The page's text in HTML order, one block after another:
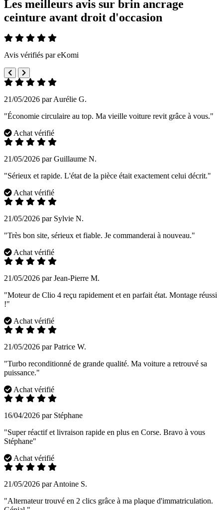
Les meilleurs avis sur brin ancrage
ceinture avant droit d'occasion
Avis vérifiés par eKomi
21/05/2026 par Aurélie G.
"Économie circulaire au top. Ma vieille voiture revit grâce à vous."
Achat vérifié
21/05/2026 par Guillaume N.
"Sérieux et rapide. L'état de la pièce était exactement celui décrit."
Achat vérifié
21/05/2026 par Sylvie N.
"Très bon site, sérieux et fiable. Je commanderai à nouveau."
Achat vérifié
21/05/2026 par Jean-Pierre M.
"Moteur de Clio 4 reçu rapidement et en parfait état. Montage réussi
!"
Achat vérifié
21/05/2026 par Patrice W.
"Turbo reconditionné de grande qualité. Ma voiture a retrouvé sa
puissance."
Achat vérifié
16/04/2026 par Stéphane
"Super réactif et livraison rapide en plus en Corse. Bravo à vous
Stéphane"
Achat vérifié
21/05/2026 par Antoine S.
"Alternateur trouvé en 2 clics grâce à ma plaque d'immatriculation.